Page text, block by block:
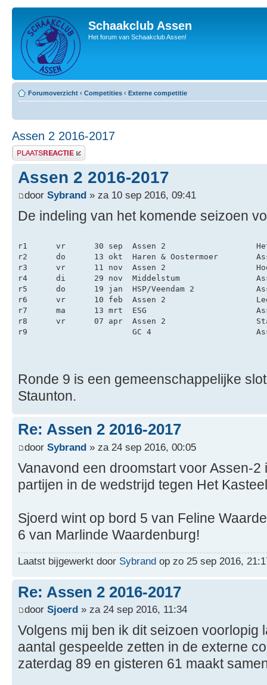
Schaakclub Assen
Het forum van Schaakclub Assen!
Forumoverzicht ‹ Competities ‹ Externe competitie
Assen 2 2016-2017
Plaats een reactie
Assen 2 2016-2017
door Sybrand » za 10 sep 2016, 09:41
De indeling van het komende seizoen
r9                      GC 4
Ronde 9 is een gemeenschappelijke
Staunton.
Re: Assen 2 2016-2017
door Sybrand » za 24 sep 2016, 00:05
Vanavond een droomstart voor Assen-
partijen in de wedstrijd tegen Het
Sjoerd wint op bord 5 van Feline
6 van Marlinde Waardenburg!
Laatst bijgewerkt door Sybrand op zo 25 sep 2016,
Re: Assen 2 2016-2017
door Sjoerd » za 24 sep 2016, 11:34
Volgens mij ben ik dit seizoen voorlopig
aantal gespeelde zetten in de externe
zaterdag 89 en gisteren 61 maakt